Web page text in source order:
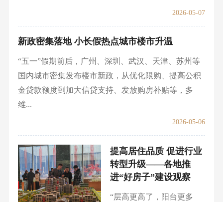
2026-05-07
新政密集落地 小长假热点城市楼市升温
“五一”假期前后，广州、深圳、武汉、天津、苏州等
国内城市密集发布楼市新政，从优化限购、提高公积
金贷款额度到加大信贷支持、发放购房补贴等，多
维...
2026-05-06
提高居住品质 促进行业
转型升级——各地推
进“好房子”建设观察
“层高更高了，阳台更多